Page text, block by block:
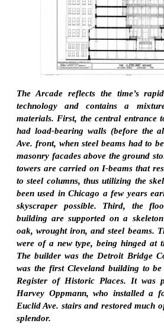
The Arcade reflects the time’s
technology and contains a
materials. First, the central entrance
had load-bearing walls (before the
Ave. front, when steel beams had to
masonry facades above the ground
towers are carried on I-beams that
to steel columns, thus utilizing the
been used in Chicago a few years
skyscraper possible. Third, the
building are supported on a
oak, wrought iron, and steel beams.
were of a new type, being hinged at
The builder was the Detroit Bridge
was the first Cleveland building to
Register of Historic Places. It was
Harvey Oppmann, who installed a
Euclid Ave. stairs and restored much
splendor.